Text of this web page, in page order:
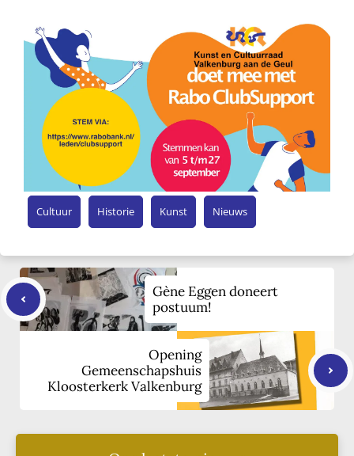
Cultuur Historie Kunst Nieuws
Gène Eggen doneert
postuum!
Opening
Gemeenschapshuis
Kloosterkerk Valkenburg